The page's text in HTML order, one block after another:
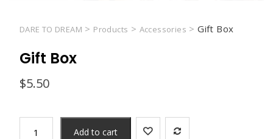
DARE TO DREAM > Products > Accessories >Gift Box
Gift Box
$5.50
Add to cart